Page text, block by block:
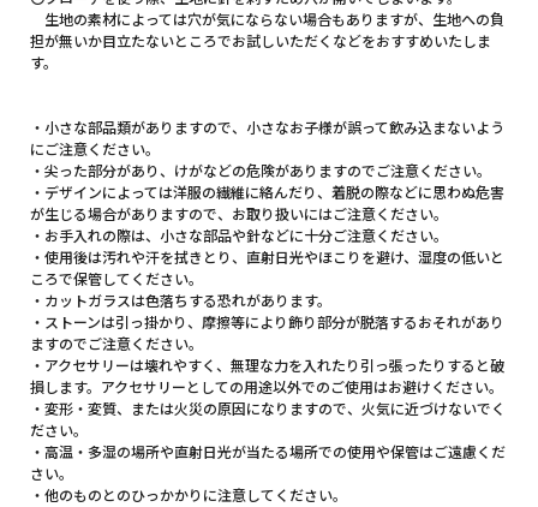
生地の素材によっては穴が気にならない場合もありますが、生地への負
担が無いか目立たないところでお試しいただくなどをおすすめいたしま
す。
・小さな部品類がありますので、小さなお子様が誤って飲み込まないよう
にご注意ください。
・尖った部分があり、けがなどの危険がありますのでご注意ください。
・デザインによっては洋服の繊維に絡んだり、着脱の際などに思わぬ危害
が生じる場合がありますので、お取り扱いにはご注意ください。
・お手入れの際は、小さな部品や針などに十分ご注意ください。
・使用後は汚れや汗を拭きとり、直射日光やほこりを避け、湿度の低いと
ころで保管してください。
・カットガラスは色落ちする恐れがあります。
・ストーンは引っ掛かり、摩擦等により飾り部分が脱落するおそれがあり
ますのでご注意ください。
・アクセサリーは壊れやすく、無理な力を入れたり引っ張ったりすると破
損します。アクセサリーとしての用途以外でのご使用はお避けください。
・変形・変質、または火災の原因になりますので、火気に近づけないでく
ださい。
・高温・多湿の場所や直射日光が当たる場所での使用や保管はご遠慮くだ
さい。
・他のものとのひっかかりに注意してください。